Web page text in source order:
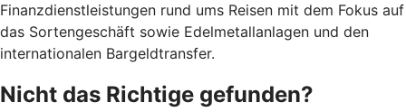
Finanzdienstleistungen rund ums Reisen mit dem Fokus auf
das Sortengeschäft sowie Edelmetallanlagen und den
internationalen Bargeldtransfer.
Nicht das Richtige gefunden?